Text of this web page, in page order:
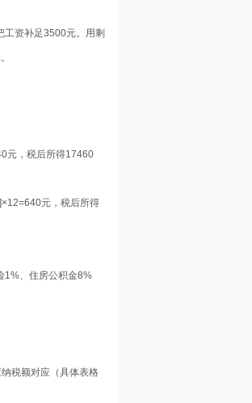
工资补足3500元。用剩
元，税后所得17460
×12=640元，税后所得
1%、住房公积金8%
税额对应（具体表格